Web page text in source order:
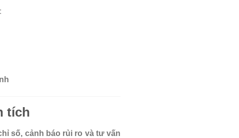
tích
số, cảnh báo rủi ro và tư vấn